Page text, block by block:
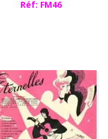
​Réf: FM46